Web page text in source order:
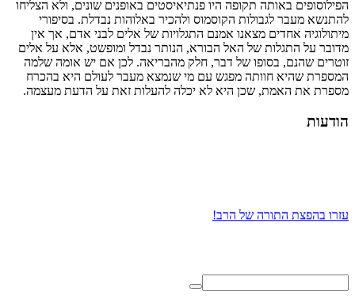
הפילוסופים באותה תקופה היו פנתיאיסטים באופנים שונים, ולא הצליחו
להתנשא מעבר לגבולות הקוסמוס ולהכיר באלוהות נבדלת. בסיפורי
מיתולוגיה אחדים מצאנו אמנם התגלויות של אלים לבני אדם, אך אין
מדובר על התגלות של האל הבורא, הנותר נבדל ומופשט, אלא על אלים
זוטרים שהנם, בסופו של דבר, חלק מהבריאה. לכן אם יש אומה שלמה
המספרת שהיא חוותה מפגש עם מי שנמצא מעבר לעולם היא בהכרח
מספרת את האמת, שכן היא לא יכלה להעלות זאת על הדעת מעצמה.
הודעות
עזרו בהפצת התורה של הרב!